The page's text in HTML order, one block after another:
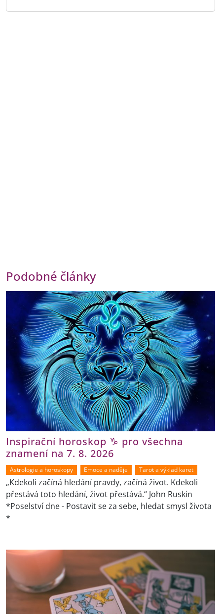
Podobné články
Inspirační horoskop ♑ pro všechna
znamení na 7. 8. 2026
Astrologie a horoskopy Emoce a naděje Tarot a výklad karet
„Kdekoli začíná hledání pravdy, začíná život. Kdekoli
přestává toto hledání, život přestává.“ John Ruskin
*Poselství dne - Postavit se za sebe, hledat smysl života
*